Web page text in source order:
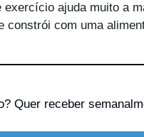
exercício ajuda muito a
constrói com uma
Quer receber